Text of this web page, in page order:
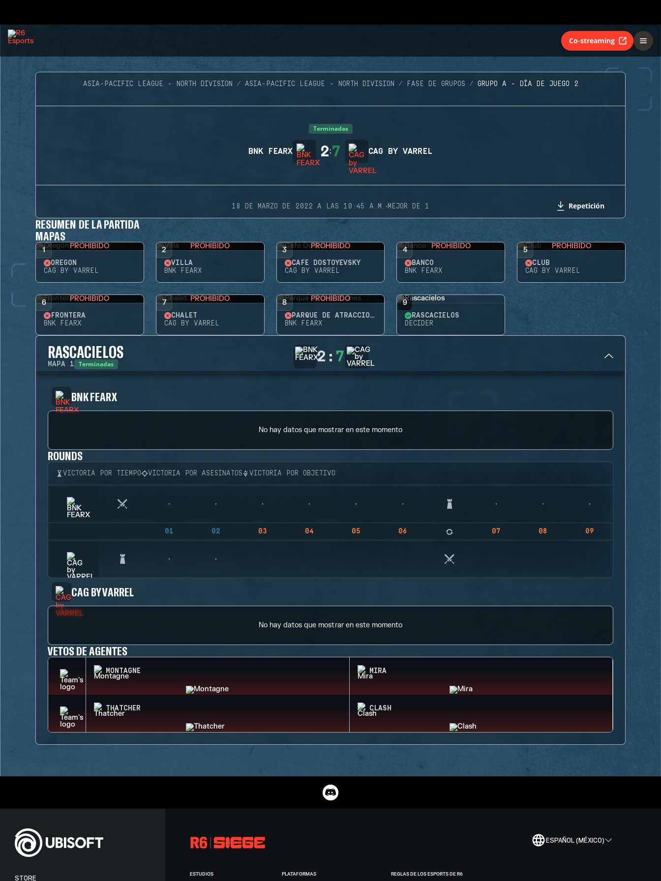
Co-streaming
ASIA-PACIFIC LEAGUE - NORTH DIVISION ASIA-PACIFIC LEAGUE - NORTH DIVISION FASE DE GRUPOS GRUPO A - DÍA DE JUEGO 2
Terminadas
BNK FEARX 2:7 CAG BY VARREL
18 DE MARZO DE 2022 A LAS 10:45 A.M. ·MEJOR DE 1 Repetición
RESUMEN DE LA PARTIDA
MAPAS
1 PROHIBIDO
OREGÓN
CAG BY VARREL
2 PROHIBIDO
VILLA
BNK FEARX
3 PROHIBIDO
CAFÉ DOSTOYEVSKY
CAG BY VARREL
4 PROHIBIDO
BANCO
BNK FEARX
5 PROHIBIDO
CLUB
CAG BY VARREL
6 PROHIBIDO
FRONTERA
BNK FEARX
7 PROHIBIDO
CHALET
CAG BY VARREL
8 PROHIBIDO
PARQUE DE ATRACCIONES
BNK FEARX
9
RASCACIELOS
DECIDER
RASCACIELOS
MAPA 1 Terminadas 2 : 7
BNK FEARX
No hay datos que mostrar en este momento
ROUNDS
VICTORIA POR TIEMPO VICTORIA POR ASESINATOS VICTORIA POR OBJETIVO
01 02 03 04 05 06 07 08 09
CAG BY VARREL
No hay datos que mostrar en este momento
VETOS DE AGENTES
MONTAGNE MIRA
THATCHER CLASH
ESPAÑOL (MÉXICO)
STORE
ESTUDIOS PLATAFORMAS REGLAS DE LOS ESPORTS DE R6